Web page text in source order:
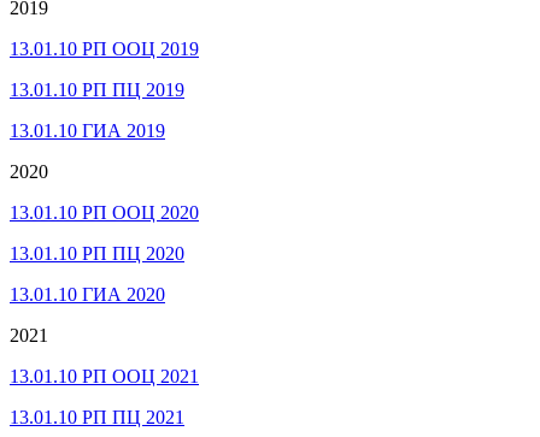
2019
13.01.10 РП ООЦ 2019
13.01.10 РП ПЦ 2019
13.01.10 ГИА 2019
2020
13.01.10 РП ООЦ 2020
13.01.10 РП ПЦ 2020
13.01.10 ГИА 2020
2021
13.01.10 РП ООЦ 2021
13.01.10 РП ПЦ 2021